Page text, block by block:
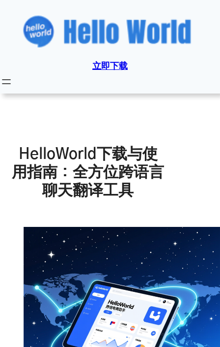
立即下载
HelloWorld下载与使
用指南：全方位跨语言
聊天翻译工具